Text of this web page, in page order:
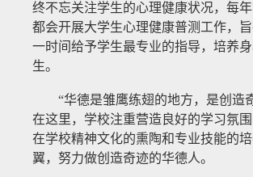
终不忘关注学生的心理健康状况，每
都会开展大学生心理健康普测工作，
一时间给予学生最专业的指导，培养
生。
“华德是雏鹰练翅的地方，是创造
在这里，学校注重营造良好的学习氛
在学校精神文化的熏陶和专业技能的
翼，努力做创造奇迹的华德人。